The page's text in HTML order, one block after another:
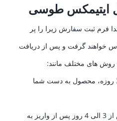
ایتیمکس طوسی
فرم ثبت سفارش زیرا را پر
خواهند گرفت و پس از دریافت
روش های مختلف مانند:
تیپاکس: حداقل یک روزه حداکثر 3 روزه، محصول به دست شما
پست: در این روش بسته شما پس از 3 الی 4 روز پس از واریز به